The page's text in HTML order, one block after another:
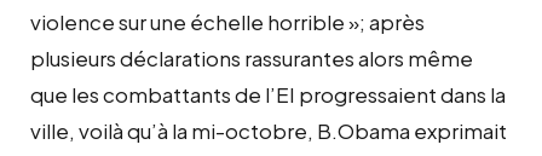
violence sur une échelle horrible »; après
plusieurs déclarations rassurantes alors même
que les combattants de l’EI progressaient dans la
ville, voilà qu’à la mi-octobre, B.Obama exprimait